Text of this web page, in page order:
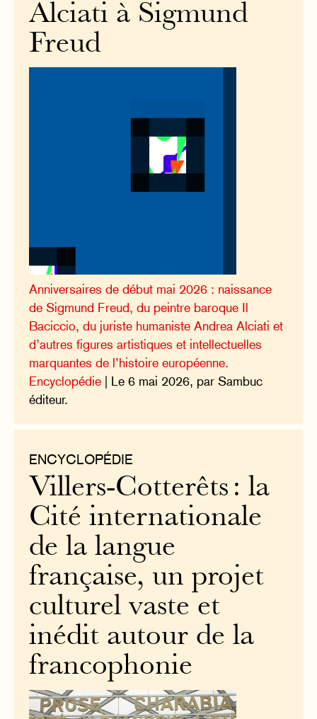
Alciati à Sigmund
Freud
Anniversaires de début mai 2026 : naissance
de Sigmund Freud, du peintre baroque Il
Baciccio, du juriste humaniste Andrea Alciati et
d’autres figures artistiques et intellectuelles
marquantes de l’histoire européenne.
Encyclopédie | Le 6 mai 2026, par Sambuc
éditeur.
ENCYCLOPÉDIE
Villers-Cotterêts : la
Cité internationale
de la langue
française, un projet
culturel vaste et
inédit autour de la
francophonie